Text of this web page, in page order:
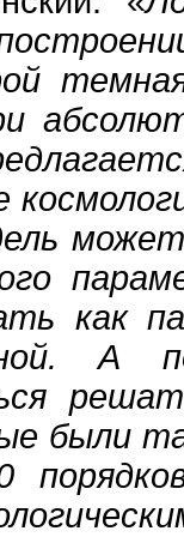
как
А
были